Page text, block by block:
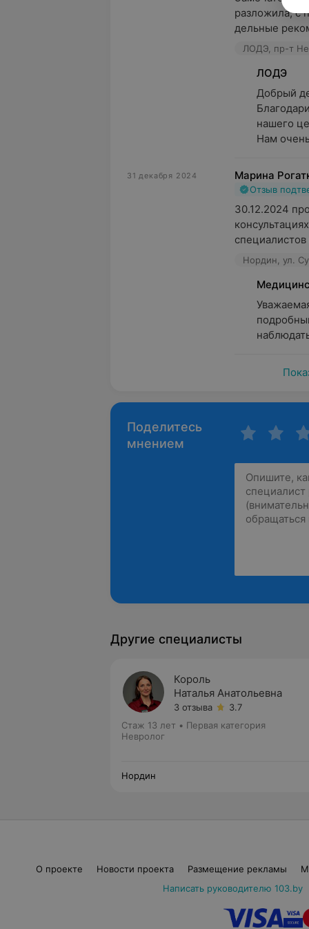
разложила, с
дельные
ЛОДЭ, пр-т
ЛОДЭ
Добрый
нашего
Нам
31 декабря 2024 Марина
Отзыв
30.12.2024
Нордин, ул.
Поделитесь
мнением
Другие специалисты
Король
Наталья Анатольевна
3 отзыва
3.7
Стаж 13 лет • Первая категория
Невролог
Нордин
О проекте Новости проекта Размещение рекламы
Написать руководителю 103.by